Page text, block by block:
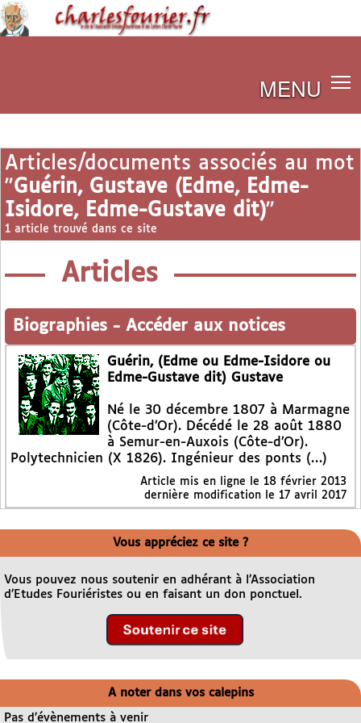
MENU
Articles/documents associés au mot
"Guérin, Gustave (Edme, Edme-
Isidore, Edme-Gustave dit)"
1 article trouvé dans ce site
Articles
Biographies - Accéder aux notices
Guérin, (Edme ou Edme-Isidore ou
Edme-Gustave dit) Gustave
Né le 30 décembre 1807 à Marmagne
(Côte-d’Or). Décédé le 28 août 1880
à Semur-en-Auxois (Côte-d’Or).
Polytechnicien (X 1826). Ingénieur des ponts (…)
Article mis en ligne le 18 février 2013
dernière modification le 17 avril 2017
Vous appréciez ce site ?
Vous pouvez nous soutenir en adhérant à l’Association
d’Etudes Fouriéristes ou en faisant un don ponctuel.
A noter dans vos calepins
Pas d’évènements à venir